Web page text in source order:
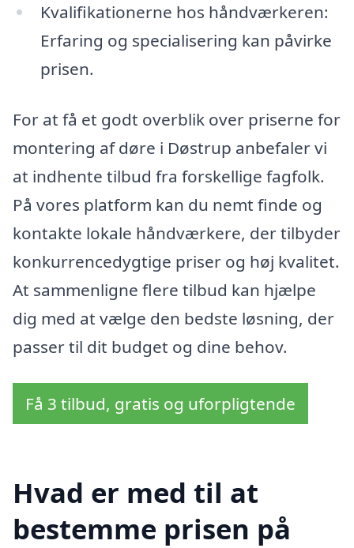
Kvalifikationerne hos håndværkeren:
Erfaring og specialisering kan påvirke
prisen.
For at få et godt overblik over priserne for
montering af døre i Døstrup anbefaler vi
at indhente tilbud fra forskellige fagfolk.
På vores platform kan du nemt finde og
kontakte lokale håndværkere, der tilbyder
konkurrencedygtige priser og høj kvalitet.
At sammenligne flere tilbud kan hjælpe
dig med at vælge den bedste løsning, der
passer til dit budget og dine behov.
Få 3 tilbud, gratis og uforpligtende
Hvad er med til at
bestemme prisen på